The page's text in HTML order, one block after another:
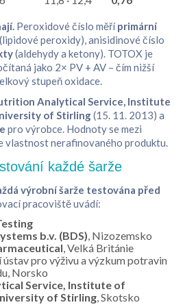
Peroxidové číslo měříprimární
(lipidové peroxidy), anisidinové číslo
(aldehydy a ketony). TOTOX je
jako 2× PV + AV – čím nižší
stupeň oxidace.
Analytical Service, Institute
of Stirling(15. 11. 2013) a
pro výrobce. Hodnoty se mezi
vlastnost nerafinovaného produktu.
každé šarže
výrobní šarže testována před
pracoviště uvádí:
b.v. (BDS), Nizozemsko
, Velká Británie
ústav pro výživu a výzkum potravin
Norsko
Service, Institute of
of Stirling, Skotsko